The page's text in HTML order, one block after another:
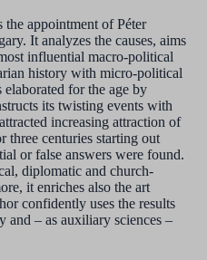
appointment of Péter
It analyzes the causes, aims
influential macro-political
history with micro-political
elaborated for the age by
its twisting events with
increasing attraction of
three centuries starting out
or false answers were found.
diplomatic and church-
it enriches also the art
confidently uses the results
– as auxiliary sciences –